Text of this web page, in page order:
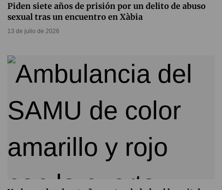
Piden siete años de prisión por un delito de abuso
sexual tras un encuentro en Xàbia
13 de julio de 2026